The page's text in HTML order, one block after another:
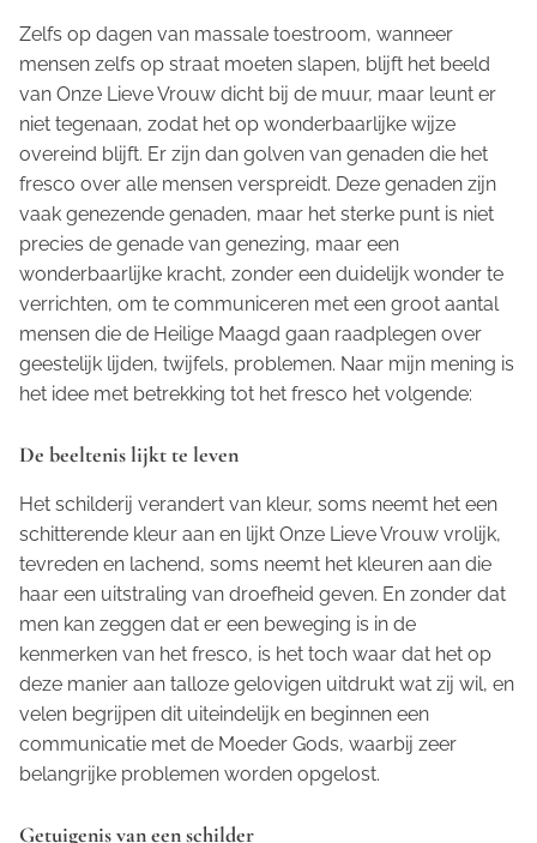
Zelfs op dagen van massale toestroom, wanneer
mensen zelfs op straat moeten slapen, blijft het beeld
van Onze Lieve Vrouw dicht bij de muur, maar leunt er
niet tegenaan, zodat het op wonderbaarlijke wijze
overeind blijft. Er zijn dan golven van genaden die het
fresco over alle mensen verspreidt. Deze genaden zijn
vaak genezende genaden, maar het sterke punt is niet
precies de genade van genezing, maar een
wonderbaarlijke kracht, zonder een duidelijk wonder te
verrichten, om te communiceren met een groot aantal
mensen die de Heilige Maagd gaan raadplegen over
geestelijk lijden, twijfels, problemen. Naar mijn mening is
het idee met betrekking tot het fresco het volgende:
De beeltenis lijkt te leven
Het schilderij verandert van kleur, soms neemt het een
schitterende kleur aan en lijkt Onze Lieve Vrouw vrolijk,
tevreden en lachend, soms neemt het kleuren aan die
haar een uitstraling van droefheid geven. En zonder dat
men kan zeggen dat er een beweging is in de
kenmerken van het fresco, is het toch waar dat het op
deze manier aan talloze gelovigen uitdrukt wat zij wil, en
velen begrijpen dit uiteindelijk en beginnen een
communicatie met de Moeder Gods, waarbij zeer
belangrijke problemen worden opgelost.
Getuigenis van een schilder